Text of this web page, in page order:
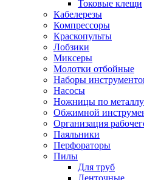
Токовые клещи
Кабелерезы
Компрессоры
Краскопульты
Лобзики
Миксеры
Молотки отбойные
Наборы
Насосы
Ножницы по металлу
Обжимной
Организация
Паяльники
Перфораторы
Пилы
Для труб
Ленточные